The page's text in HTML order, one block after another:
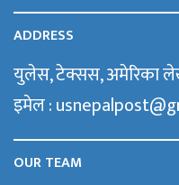
ADDRESS
युलेस, टेक्सस, अमेरिका
इमेल :
OUR TEAM